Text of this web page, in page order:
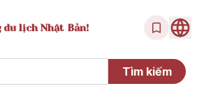
du lịch Nhật Bản!